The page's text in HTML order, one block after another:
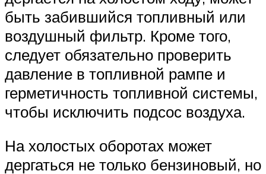
быть забившийся топливный или
воздушный фильтр. Кроме того,
следует обязательно проверить
давление в топливной рампе и
герметичность топливной системы,
чтобы исключить подсос воздуха.
На холостых оборотах может
дергаться не только бензиновый, но